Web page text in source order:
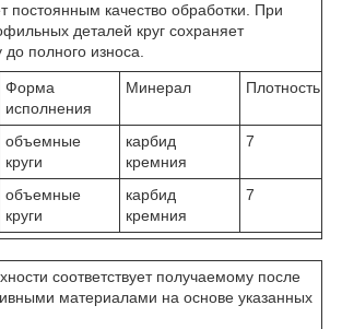
постоянным качество обработки. При
деталей круг сохраняет
полного износа.
Форма
исполнения
Минерал Плотность
объемные
круги
карбид
кремния
7
объемные
круги
карбид
кремния
7
соответствует получаемому после
материалами на основе указанных